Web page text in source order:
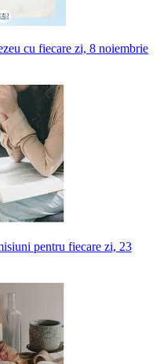
cu fiecare zi, 8 noiembrie
pentru fiecare zi, 23